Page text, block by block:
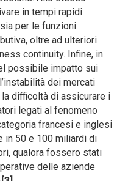
in tempi rapidi
per le funzioni
oltre ad ulteriori
continuity. Infine, in
possibile impatto sui
dei mercati
difficoltà di assicurare i
legati al fenomeno
francesi e inglesi
in 50 e 100 miliardi di
qualora fossero stati
delle aziende